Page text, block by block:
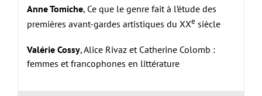
Anne Tomiche, Ce que le genre fait à l’étude des
premières avant-gardes artistiques du XXe siècle
Valérie Cossy, Alice Rivaz et Catherine Colomb :
femmes et francophones en littérature